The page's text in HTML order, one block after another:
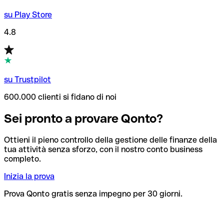
su Play Store
4.8
su Trustpilot
600.000 clienti si fidano di noi
Sei pronto a provare Qonto?
Ottieni il pieno controllo della gestione delle finanze della
tua attività senza sforzo, con il nostro conto business
completo.
Inizia la prova
Prova Qonto gratis senza impegno per 30 giorni.